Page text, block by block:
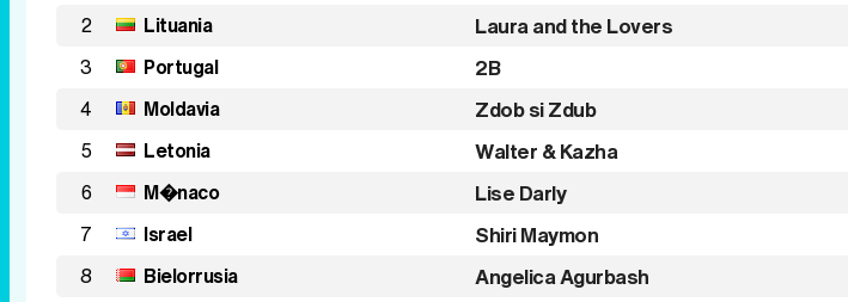
2 Lituania Laura and the Lovers
3 Portugal 2B
4 Moldavia Zdob si Zdub
5 Letonia Walter & Kazha
6 M�naco Lise Darly
7 Israel Shiri Maymon
8 Bielorrusia Angelica Agurbash